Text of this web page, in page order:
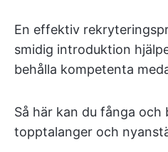
En effektiv
smidig introduktion
behålla kompetenta
Så här kan du fånga och
topptalanger och